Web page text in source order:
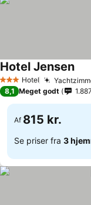
3 StjernerHotel
Hotel Jensen
8,1 Meget godt
Af 815 kr.
Se priser fra 3